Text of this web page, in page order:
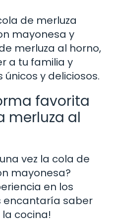
de merluza
mayonesa y
merluza al horno,
a tu familia y
y deliciosos.
favorita
merluza al
vez la cola de
mayonesa?
en los
encantaría saber
cocina!